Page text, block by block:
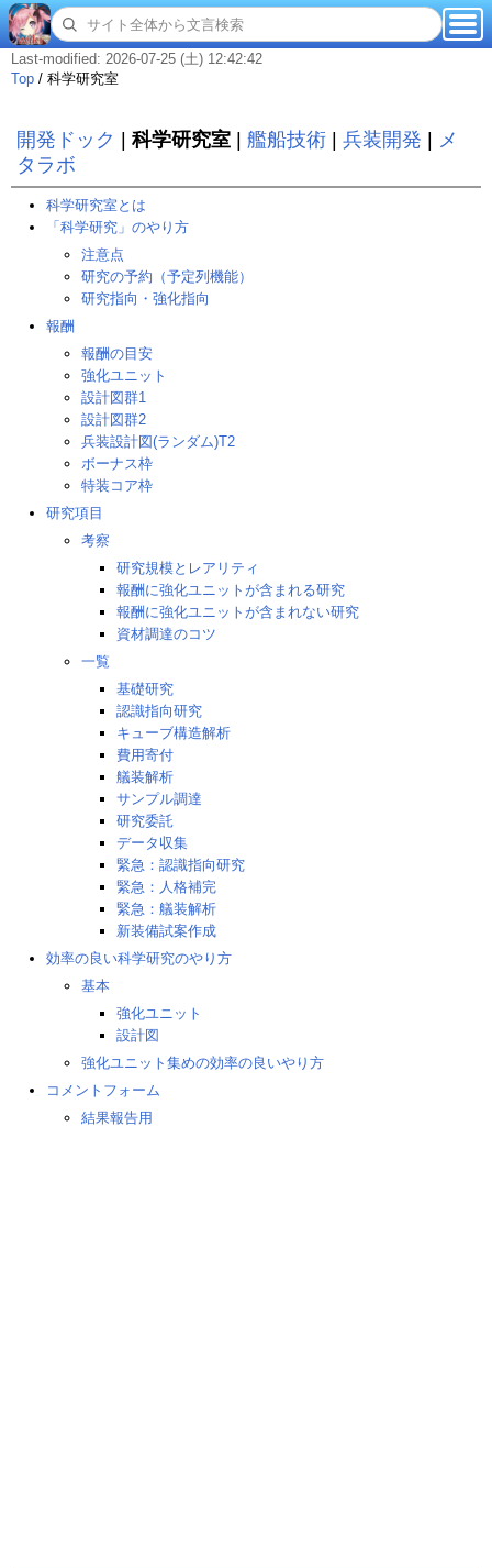
Last-modified: 2026-07-25 (土) 12:42:42
Top / 科学研究室
開発ドック 科学研究室 艦船技術 兵装開発
メ
タラボ
科学研究室とは
「科学研究」のやり方
注意点
研究の予約（予定列機能）
研究指向・強化指向
報酬
報酬の目安
強化ユニット
設計図群1
設計図群2
兵装設計図(ランダム)T2
ボーナス枠
特装コア枠
研究項目
考察
研究規模とレアリティ
報酬に強化ユニットが含まれる研究
報酬に強化ユニットが含まれない研究
資材調達のコツ
一覧
基礎研究
認識指向研究
キューブ構造解析
費用寄付
艤装解析
サンプル調達
研究委託
データ収集
緊急：認識指向研究
緊急：人格補完
緊急：艤装解析
新装備試案作成
効率の良い科学研究のやり方
基本
強化ユニット
設計図
強化ユニット集めの効率の良いやり方
コメントフォーム
結果報告用